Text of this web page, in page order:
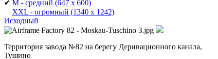
✔ M - средний (647 x 600)
XXL - огромный (1340 x 1242)
Исходный
Территория завода №82 на берегу Деривационного канала,
Тушино